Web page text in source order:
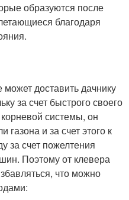
образуются после
благодаря
доставить дачнику
за счет быстрого своего
системы, он
газона и за счет этого к
за счет пожелтения
Поэтому от клевера
что можно